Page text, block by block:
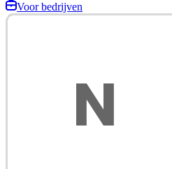
Voor bedrijven